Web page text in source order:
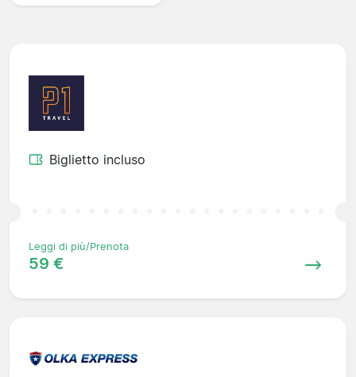
Biglietto incluso
Leggi di più/Prenota
59 €